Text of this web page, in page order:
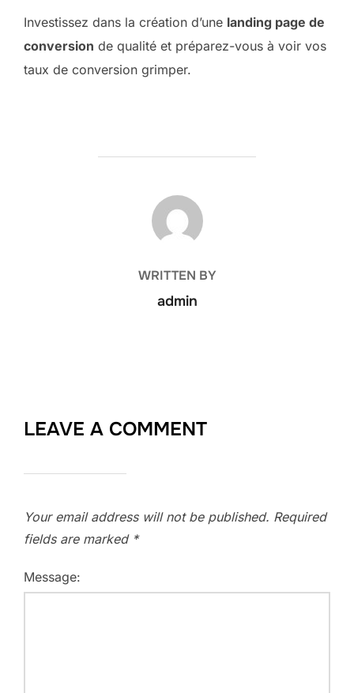
Investissez dans la création d’une landing page de
conversion de qualité et préparez-vous à voir vos
taux de conversion grimper.
POST AUTHOR
WRITTEN BY
admin
LEAVE A COMMENT
Your email address will not be published. Required
fields are marked *
Message: